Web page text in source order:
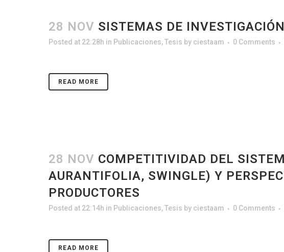
28 NOV SISTEMAS DE
Posted at 22:28h in Publicaciones,Tesis by ciestaam 0 Comments
READ MORE
28 NOV COMPETITIVIDAD DEL
AURANTIFOLIA, SWINGLE) Y
PRODUCTORES
Posted at 22:14h in Publicaciones,Tesis by ciestaam 0 Comments
READ MORE